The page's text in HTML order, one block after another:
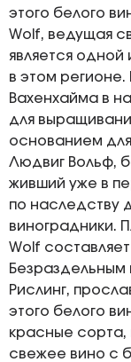
этого белого
Wolf, ведущая
является
в этом
Вахенхайма в
для
основанием
Людвиг Вольф,
живший уже в
по наследству
виноградники.
Wolf
Безраздельным
Рислинг,
этого белого
красные
свежее вино с